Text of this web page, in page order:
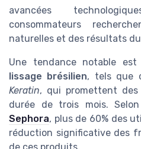
avancées
consommateurs
naturelles et des résultats
Une tendance notable est
lissage brésilien, tels que
Keratin, qui promettent des
durée de trois mois.
Sephora, plus de 60% des
réduction significative des